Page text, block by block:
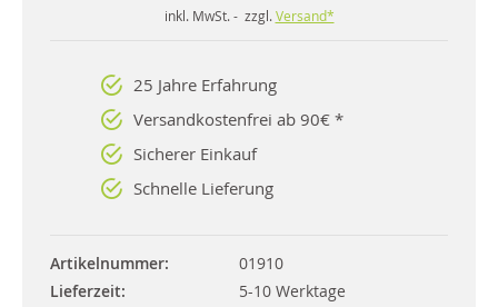
inkl. MwSt. - zzgl. Versand*
25 Jahre Erfahrung
Versandkostenfrei ab 90€ *
Sicherer Einkauf
Schnelle Lieferung
Artikelnummer
01910
Lieferzeit
5-10 Werktage